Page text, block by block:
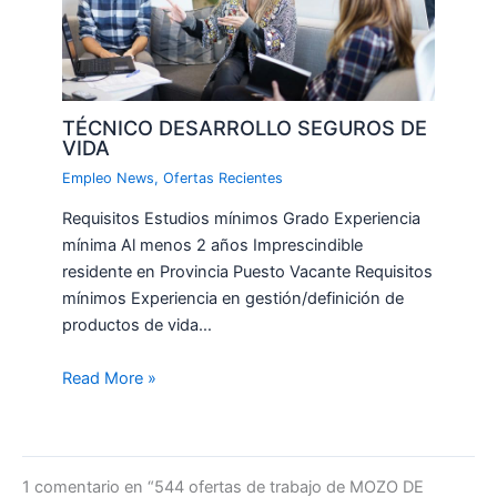
TÉCNICO DESARROLLO SEGUROS DE
VIDA
Empleo News,Ofertas Recientes
Requisitos Estudios mínimos Grado Experiencia
mínima Al menos 2 años Imprescindible
residente en Provincia Puesto Vacante Requisitos
mínimos Experiencia en gestión/definición de
productos de vida…
Read More »
1 comentario en “544 ofertas de trabajo de MOZO DE